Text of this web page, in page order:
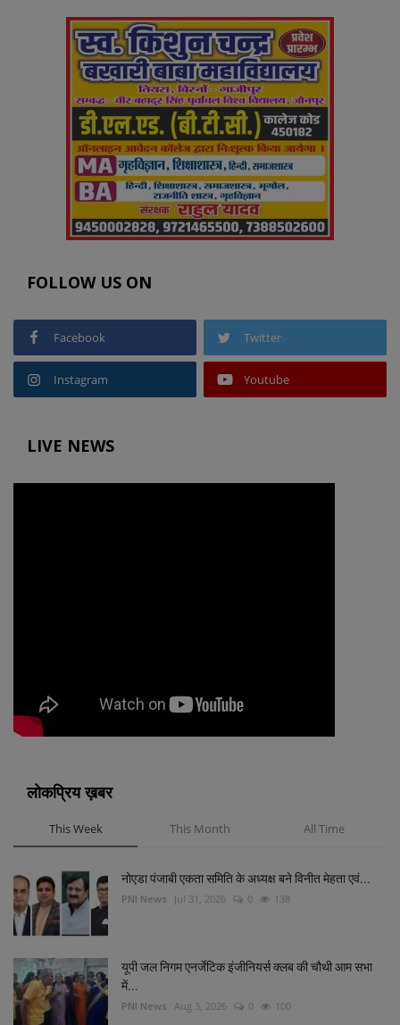
FOLLOW US ON
Facebook Twitter
Instagram Youtube
LIVE NEWS
लोकप्रिय ख़बर
This Week This Month All Time
नोएडा पंजाबी एकता समिति के अध्यक्ष बने विनीत मेहता एवं...
PNI News Jul 31, 2026 0 138
यूपी जल निगम एनर्जेटिक इंजीनियर्स क्लब की चौथी आम सभा
में...
PNI News Aug 3, 2026 0 100